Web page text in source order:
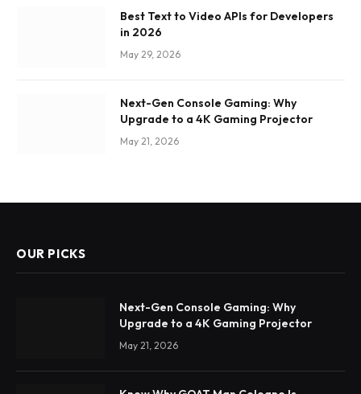
Best Text to Video APIs for Developers
in 2026
May 29, 2026
Next-Gen Console Gaming: Why
Upgrade to a 4K Gaming Projector
May 21, 2026
OUR PICKS
Next-Gen Console Gaming: Why
Upgrade to a 4K Gaming Projector
May 21, 2026